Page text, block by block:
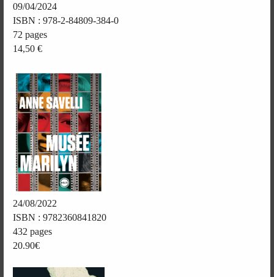
09/04/2024
ISBN : 978-2-84809-384-0
72 pages
14,50 €
24/08/2022
ISBN : 9782360841820
432 pages
20.90€